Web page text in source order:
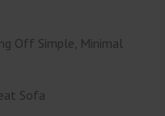
Off Simple, Minimal
Sofa